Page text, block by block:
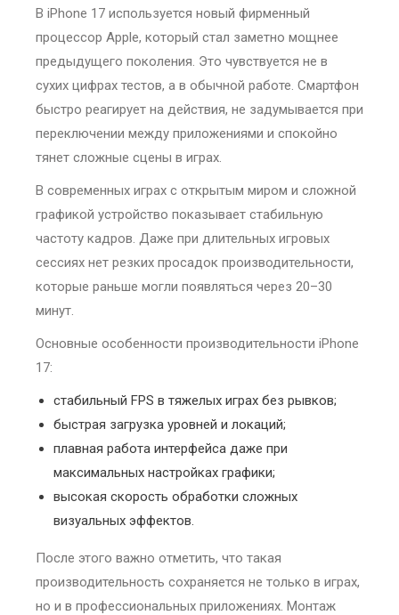
В iPhone 17 используется новый фирменный
процессор Apple, который стал заметно мощнее
предыдущего поколения. Это чувствуется не в
сухих цифрах тестов, а в обычной работе. Смартфон
быстро реагирует на действия, не задумывается при
переключении между приложениями и спокойно
тянет сложные сцены в играх.
В современных играх с открытым миром и сложной
графикой устройство показывает стабильную
частоту кадров. Даже при длительных игровых
сессиях нет резких просадок производительности,
которые раньше могли появляться через 20–30
минут.
Основные особенности производительности iPhone
17:
стабильный FPS в тяжелых играх без рывков;
быстрая загрузка уровней и локаций;
плавная работа интерфейса даже при
максимальных настройках графики;
высокая скорость обработки сложных
визуальных эффектов.
После этого важно отметить, что такая
производительность сохраняется не только в играх,
но и в профессиональных приложениях. Монтаж